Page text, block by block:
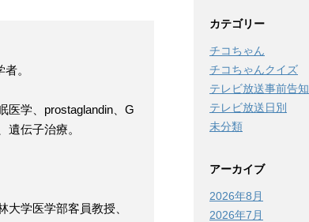
。
医学、prostaglandin、G
伝子治療。
学医学部客員教授、
カテゴリー
チコちゃん
チコちゃんクイズ
テレビ放送事前告知
テレビ放送日別
未分類
アーカイブ
2026年8月
2026年7月